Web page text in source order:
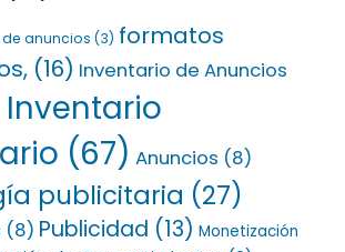
anuncios (3) formatos
(16) Inventario de Anuncios
(67) Anuncios (8)
publicitaria (27)
(8) Publicidad (13) Monetización